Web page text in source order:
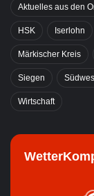
Aktuelles aus den
HSK Iserlohn
Märkischer Kreis
Siegen
Wirtschaft